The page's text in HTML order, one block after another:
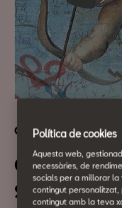
Cultura Urbana
Garage
SEAT
Política de cookies
Aquesta web,
necessàries, de
socials per a millorar
contingut
contingut amb la teva